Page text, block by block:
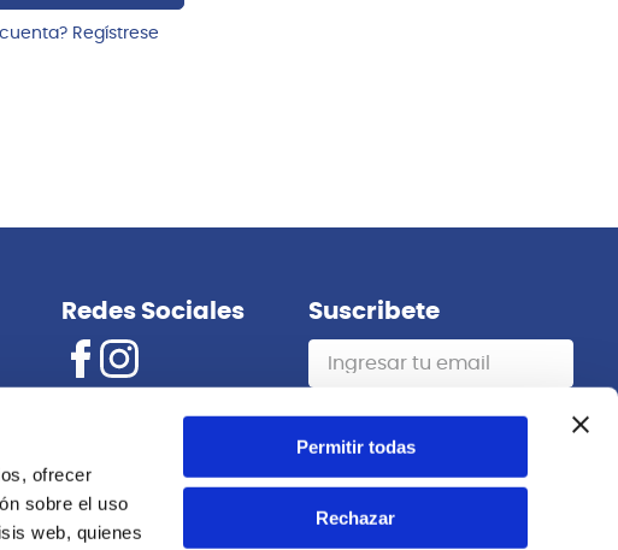
ofrecer
sobre el uso
web, quienes
Permitir todas
Rechazar
Regístrese
Redes Sociales Suscribete
Suscribirme